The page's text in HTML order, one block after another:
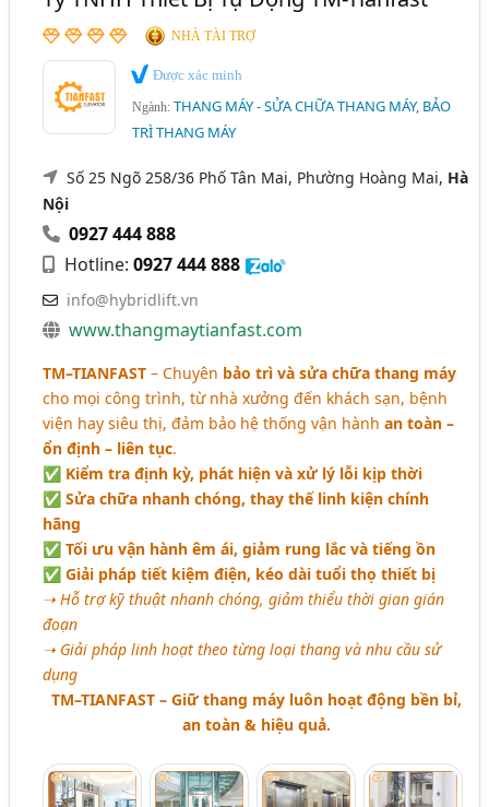
NHÀ TÀI TRỢ
Được xác minh
Ngành:THANG MÁY - SỬA CHỮA THANG MÁY, BẢO
TRÌ THANG MÁY
Số 25 Ngõ 258/36 Phố Tân Mai, Phường Hoàng Mai, Hà
Nội
0927 444 888
Hotline:0927 444 888
info@hybridlift.vn
www.thangmaytianfast.com
TM–TIANFAST – Chuyên bảo trì và sửa chữa thang máy
cho mọi công trình, từ nhà xưởng đến khách sạn, bệnh
viện hay siêu thị, đảm bảo hệ thống vận hànhan toàn –
ổn định – liên tục.
✅ Kiểm tra định kỳ, phát hiện và xử lý lỗi kịp thời
✅ Sửa chữa nhanh chóng, thay thế linh kiện chính
hãng
✅ Tối ưu vận hành êm ái, giảm rung lắc và tiếng ồn
✅ Giải pháp tiết kiệm điện, kéo dài tuổi thọ thiết bị
➝ Hỗ trợ kỹ thuật nhanh chóng, giảm thiểu thời gian gián
đoạn
➝ Giải pháp linh hoạt theo từng loại thang và nhu cầu sử
dụng
TM–TIANFAST – Giữ thang máy luôn hoạt động bền bỉ,
an toàn & hiệu quả.